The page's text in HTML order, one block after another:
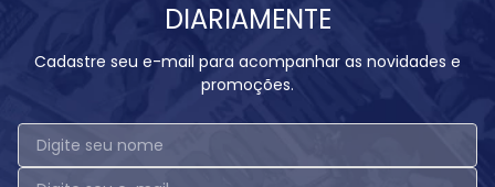
DIARIAMENTE
Cadastre seu e-mail para acompanhar as novidades e
promoções.